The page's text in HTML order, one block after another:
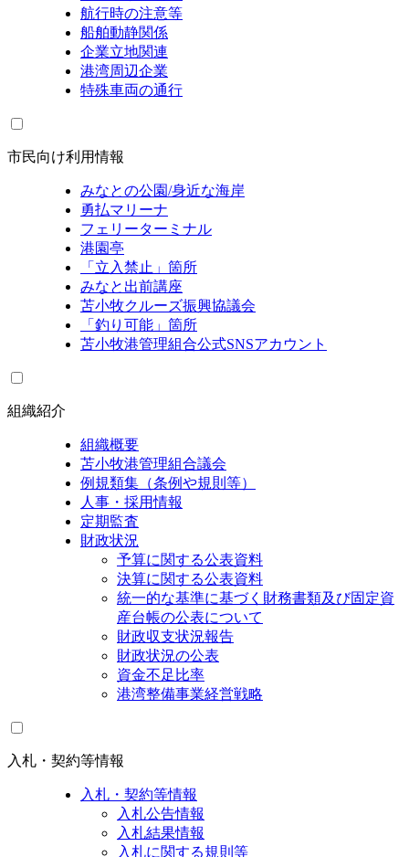
航行時の注意等
船舶動静関係
企業立地関連
港湾周辺企業
特殊車両の通行
市民向け利用情報
みなとの公園/身近な海岸
勇払マリーナ
フェリーターミナル
港園亭
「立入禁止」箇所
みなと出前講座
苫小牧クルーズ振興協議会
「釣り可能」箇所
苫小牧港管理組合公式SNSアカウント
組織紹介
組織概要
苫小牧港管理組合議会
例規類集（条例や規則等）
人事・採用情報
定期監査
財政状況
予算に関する公表資料
決算に関する公表資料
統一的な基準に基づく財務書類及び固定資
産台帳の公表について
財政収支状況報告
財政状況の公表
資金不足比率
港湾整備事業経営戦略
入札・契約等情報
入札・契約等情報
入札公告情報
入札結果情報
入札に関する規則等